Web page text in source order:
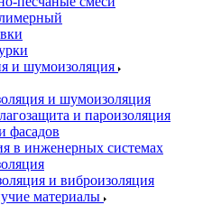
и шумоизоляция
и шумоизоляция
и пароизоляция
фасадов
в инженерных системах
и виброизоляция
материалы